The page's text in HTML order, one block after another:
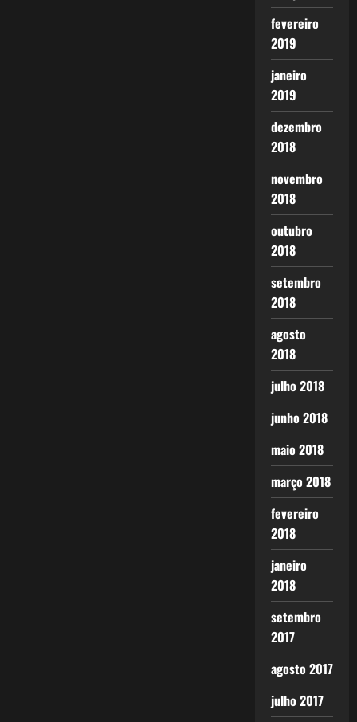
fevereiro
2019
janeiro
2019
dezembro
2018
novembro
2018
outubro
2018
setembro
2018
agosto
2018
julho 2018
junho 2018
maio 2018
março 2018
fevereiro
2018
janeiro
2018
setembro
2017
agosto 2017
julho 2017